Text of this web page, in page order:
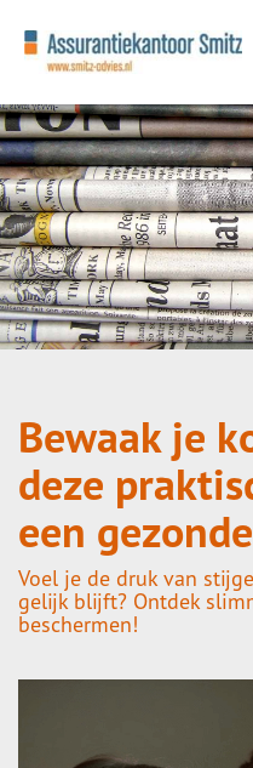
Bewaak je
deze
een
Voel je de druk van
gelijk blijft? Ontdek
beschermen!